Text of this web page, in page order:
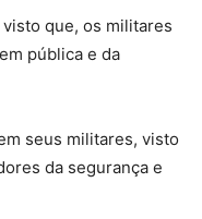
que, os militares
pública e da
seus militares, visto
da segurança e